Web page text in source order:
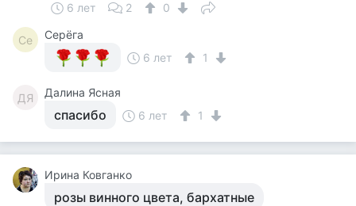
6 лет 2 0
Се
Серёга
6 лет
1
ДЯ Далина Ясная
спасибо 6 лет 1
Ирина Ковганко
розы винного цвета, бархатные